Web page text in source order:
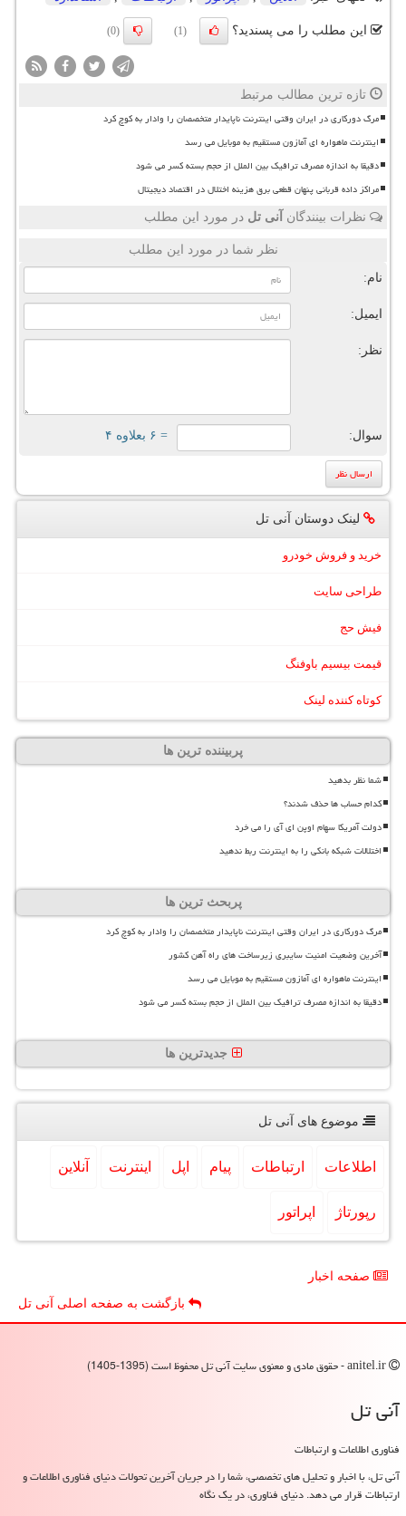
این مطلب را می پسندید؟ (1)
(0)
تازه ترین مطالب مرتبط
مرگ دورکاری در ایران وقتی اینترنت ناپایدار متخصصان را وادار به کوچ کرد
اینترنت ماهواره ای آمازون مستقیم به موبایل می رسد
دقیقا به اندازه مصرف ترافیک بین الملل از حجم بسته کسر می شود
مراکز داده قربانی پنهان قطعی برق هزینه اختلال در اقتصاد دیجیتال
نظرات بینندگان آنی تل در مورد این مطلب
نظر شما در مورد این مطلب
نام:
ایمیل:
نظر:
سوال: = ۶ بعلاوه ۴
لینک دوستان آنی تل
خرید و فروش خودرو
طراحی سایت
فیش حج
قیمت بیسیم باوفنگ
کوتاه کننده لینک
پربیننده ترین ها
شما نظر بدهید
کدام حساب ها حذف شدند؟
دولت آمریکا سهام اوپن ای آی را می خرد
اختلالات شبکه بانکی را به اینترنت ربط ندهید
پربحث ترین ها
مرگ دورکاری در ایران وقتی اینترنت ناپایدار متخصصان را وادار به کوچ کرد
آخرین وضعیت امنیت سایبری زیرساخت های راه آهن کشور
اینترنت ماهواره ای آمازون مستقیم به موبایل می رسد
دقیقا به اندازه مصرف ترافیک بین الملل از حجم بسته کسر می شود
جدیدترین ها
موضوع های آنی تل
اطلاعات ارتباطات پیام اپل اینترنت آنلاین
رپورتاژ اپراتور
صفحه اخبار
بازگشت به صفحه اصلی آنی تل
آنی تل
فناوری اطلاعات و ارتباطات
آنی تل، با اخبار و تحلیل های تخصصی، شما را در جریان آخرین تحولات دنیای فناوری اطلاعات و
ارتباطات قرار می دهد. دنیای فناوری، در یک نگاه